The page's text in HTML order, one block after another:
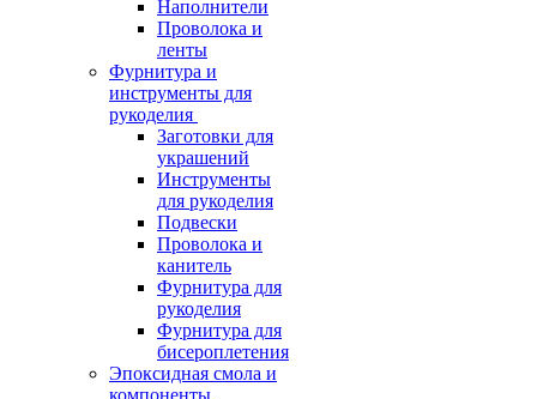
Наполнители
Проволока и
ленты
Фурнитура и
инструменты для
рукоделия
Заготовки для
украшений
Инструменты
для рукоделия
Подвески
Проволока и
канитель
Фурнитура для
рукоделия
Фурнитура для
бисероплетения
Эпоксидная смола и
компоненты